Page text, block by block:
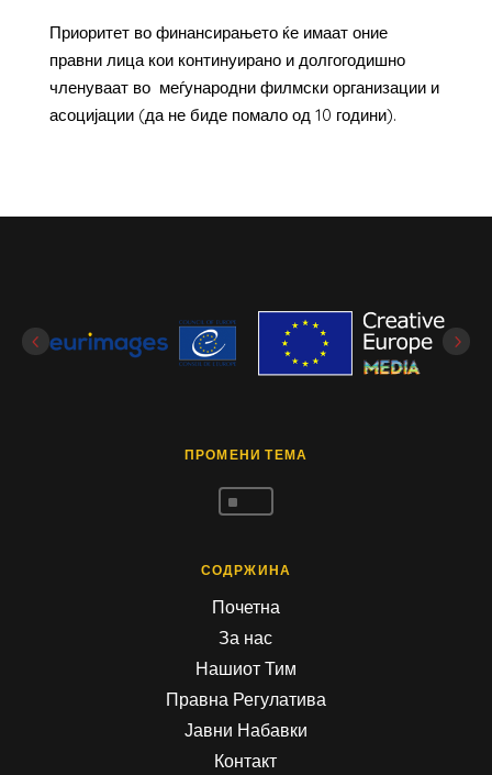
Приоритет во финансирањето ќе имаат оние
правни лица кои континуирано и долгогодишно
членуваат во меѓународни филмски организации и
асоцијации (да не биде помало од 10 години).
ПРОМЕНИ ТЕМА
^
СОДРЖИНА
Почетна
За нас
Нашиот Тим
Правна Регулатива
Јавни Набавки
Контакт